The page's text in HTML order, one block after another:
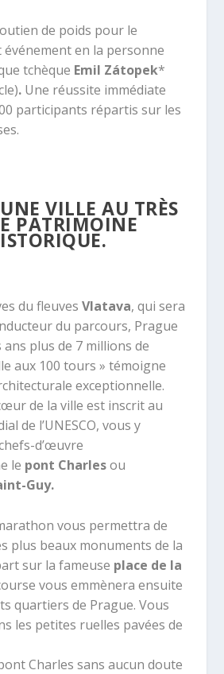
de poids pour le
événement en la personne
tchèque Emil Zátopek*
. Une réussite immédiate
participants répartis sur les
VILLE AU TRÈS
PATRIMOINE
du fleuvesVlatava, qui sera
du parcours, Prague
plus de 7 millions de
aux 100 tours » témoigne
exceptionnelle.
de la ville est inscrit au
de l’UNESCO, vous y
d’œuvre
le pont Charlesou
Guy.
vous permettra de
plus beaux monuments de la
sur la fameuse place de la
vous emmènera ensuite
quartiers de Prague. Vous
les petites ruelles pavées de
Charles sans aucun doute